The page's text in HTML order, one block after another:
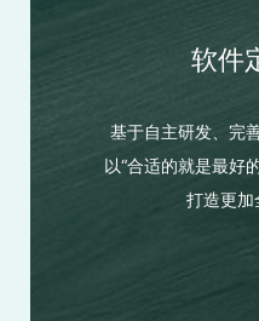
软件
基于自主研发、完
以“合适的就是最好
打造更加
软
基于自主研发、完善的软
好的”为实施原则，帮